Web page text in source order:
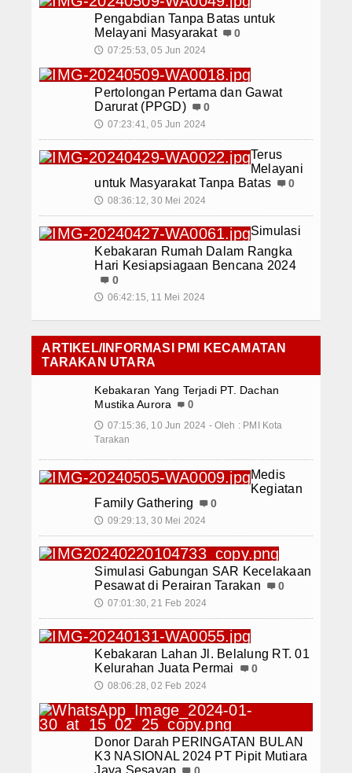
Pengabdian Tanpa Batas untuk
Melayani Masyarakat
0
🕔 07:25:53, 05 Jun 2024
Pertolongan Pertama dan Gawat
Darurat (PPGD)
0
🕔 07:23:41, 05 Jun 2024
Terus
Melayani
untuk Masyarakat Tanpa Batas
0
🕔 08:36:12, 30 Mei 2024
Simulasi
Kebakaran Rumah Dalam Rangka
Hari Kesiapsiagaan Bencana 2024
0
🕔 06:42:15, 11 Mei 2024
ARTIKEL/INFORMASI PMI KECAMATAN
TARAKAN UTARA
Kebakaran Yang Terjadi PT. Dachan
Mustika Aurora
0
🕔 07:15:36, 10 Jun 2024 - Oleh : PMI Kota
Tarakan
Medis
Kegiatan
Family Gathering
0
🕔 09:29:13, 30 Mei 2024
Simulasi Gabungan SAR Kecelakaan
Pesawat di Perairan Tarakan
0
🕔 07:01:30, 21 Feb 2024
Kebakaran Lahan Jl. Belalung RT. 01
Kelurahan Juata Permai
0
🕔 08:06:28, 02 Feb 2024
Donor Darah PERINGATAN BULAN
K3 NASIONAL 2024 PT Pipit Mutiara
Jaya Sesayap
0